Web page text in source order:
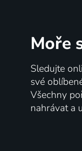
Moře
Sledujte
své
Všechny
nahrávat a